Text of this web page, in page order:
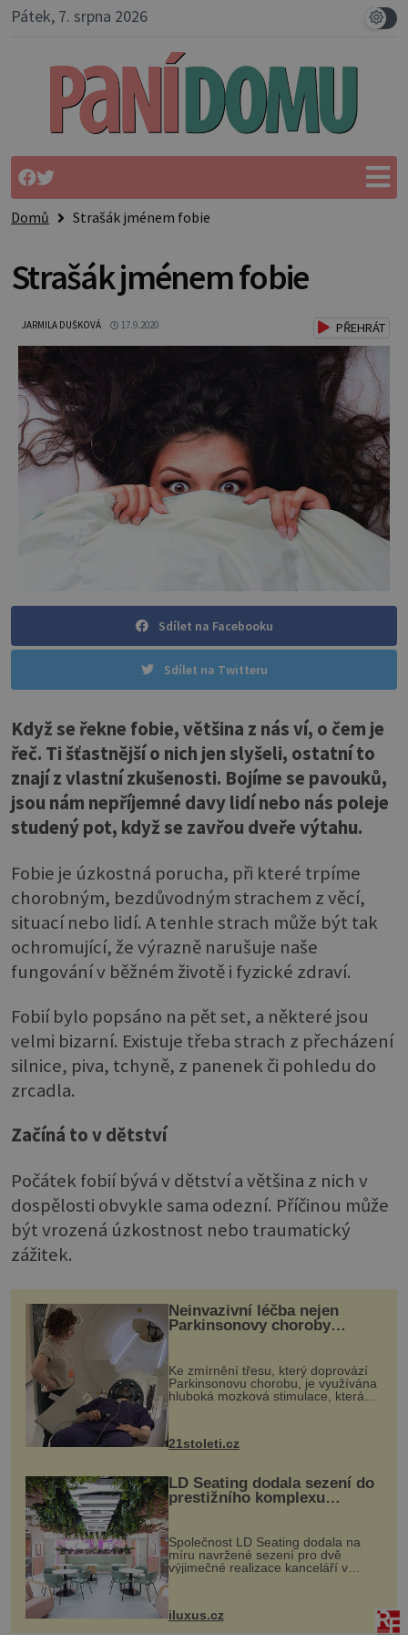
Pátek, 7. srpna 2026
Domů Strašák jménem fobie
Strašák jménem fobie
JARMILA DUŠKOVÁ 17.9.2020 PŘEHRÁT
Sdílet na Facebooku
Sdílet na Twitteru
Když se řekne fobie, většina z nás ví, o čem je
řeč. Ti šťastnější o nich jen slyšeli, ostatní to
znají z vlastní zkušenosti. Bojíme se pavouků,
jsou nám nepříjemné davy lidí nebo nás poleje
studený pot, když se zavřou dveře výtahu.
Fobie je úzkostná porucha, při které trpíme
chorobným, bezdůvodným strachem z věcí,
situací nebo lidí. A tenhle strach může být tak
ochromující, že výrazně narušuje naše
fungování v běžném životě i fyzické zdraví.
Fobií bylo popsáno na pět set, a některé jsou
velmi bizarní. Existuje třeba strach z přecházení
silnice, piva, tchyně, z panenek či pohledu do
zrcadla.
Začíná to v dětství
Počátek fobií bývá v dětství a většina z nich v
dospělosti obvykle sama odezní. Příčinou může
být vrozená úzkostnost nebo traumatický
zážitek.
Neinvazivní léčba nejen
Parkinsonovy choroby
Ke zmírnění třesu, který doprovází
Parkinsonovu chorobu, je využívána
hluboká mozková stimulace, která
však vyžaduje vysoce invazivní
k dostatečně přesnému zacílení ...
21stoleti.cz
LD Seating dodala sezení do
prestižního komplexu
MediaCityUK v Salfordu
Společnost LD Seating dodala na
míru navržené sezení pro dvě
výjimečné realizace kanceláří v
areálu MediaCityUK v anglickém
budov Media...
iluxus.cz